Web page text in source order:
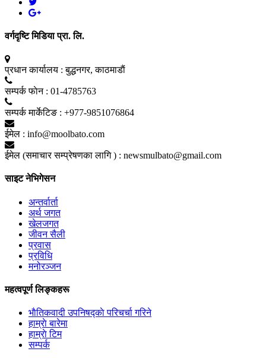
वर्गदृष्टि मिडिया प्रा. लि.
प्रधान कार्यालय : बुद्धनगर, काठमाडाैं
सम्पर्क फाेन : 01-4785763
सम्पर्क मार्केटिङ : +977-9851076864
ईमेल : info@moolbato.com
ईमेल (समाचार सम्प्रेषणका लागि ) : newsmulbato@gmail.com
साइट नेभिगेसन
अन्तर्वार्ता
अर्थ जगत
खेलजगत
जीवन सैली
प्रवास
प्रविधि
मनोरञ्जन
महत्वपूर्ण लिङ्कहरू
भाैतिकवादी उपनिषद्काे परिचर्चा गरिने
हाम्राे बारेमा
हाम्राे टिम
सम्पर्क